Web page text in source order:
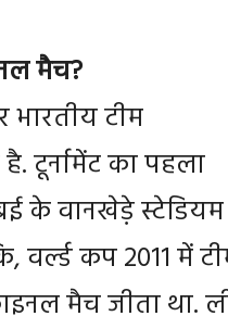
मैच?
भारतीय टीम
टूर्नामेंट का पहला
के वानखेड़े
कप 2011 में
मैच जीता था.